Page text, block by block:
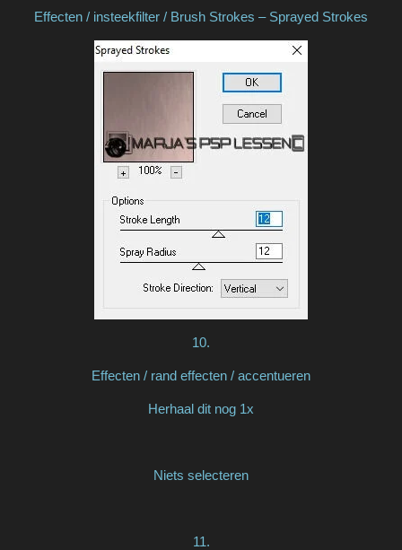
Effecten / insteekfilter / Brush Strokes – Sprayed Strokes
10.
Effecten / rand effecten / accentueren
Herhaal dit nog 1x
Niets selecteren
11.